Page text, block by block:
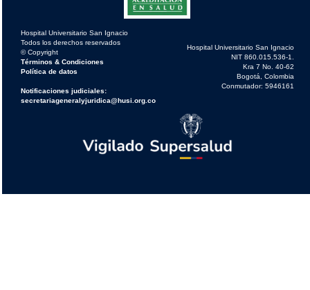
Hospital Universitario San Ignacio
Todos los derechos reservados
© Copyright
Términos & Condiciones
Política de datos
Notificaciones judiciales:
secretariageneralyjuridica@husi.org.co
Hospital Universitario San Ignacio
NIT 860.015.536-1.
Kra 7 No. 40-62
Bogotá, Colombia
Conmutador: 5946161